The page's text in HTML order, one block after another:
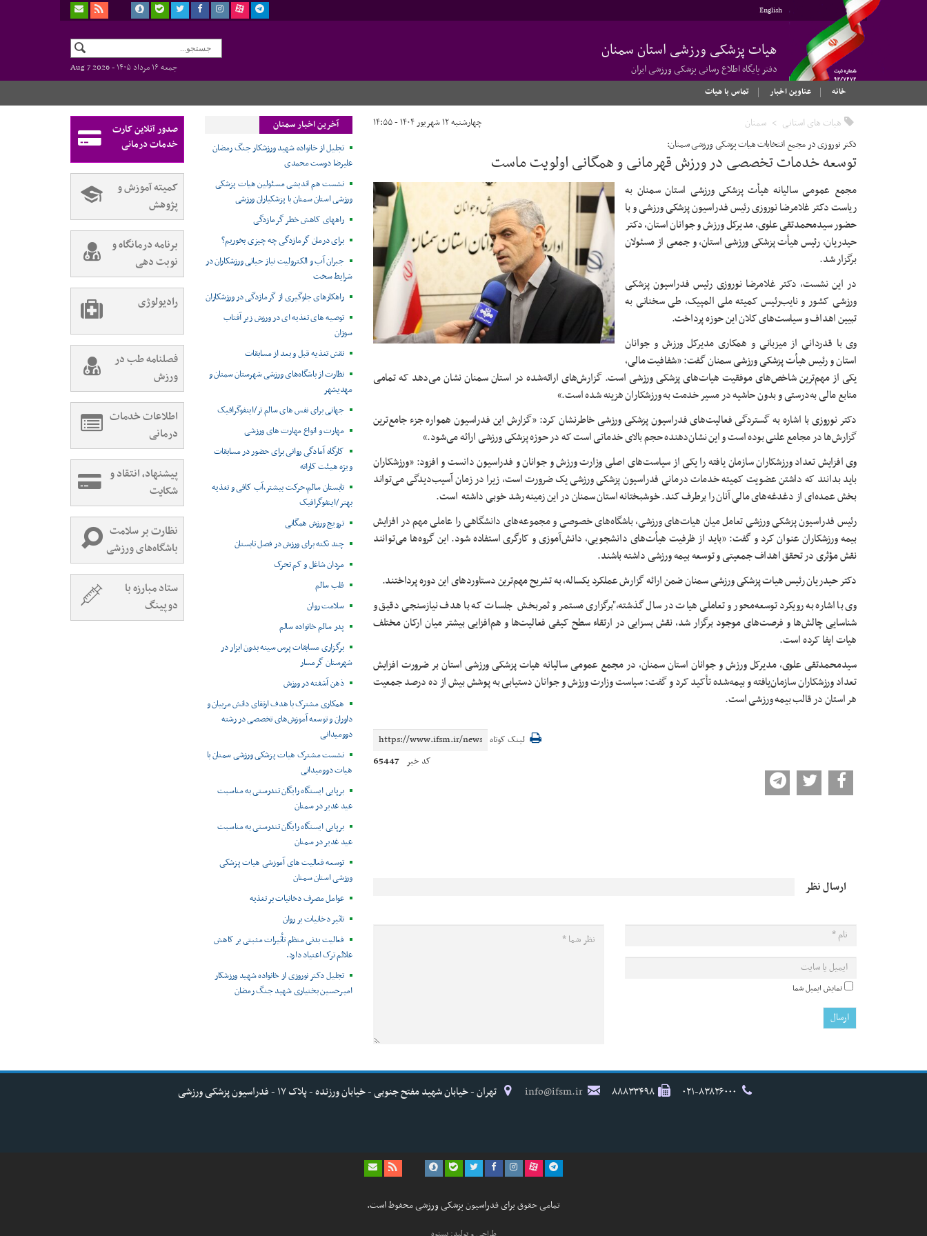
English
هیات پزشکی ورزشی استان سمنان
دفتر پایگاه اطلاع رسانی پزشکی ورزشی ایران جمعه ۱۶ مرداد ۱۴۰۵ -
Aug 7 2026
خانه
عناوین اخبار تماس با هیات
هیات های استانی سمنان چهارشنبه ۱۲ شهریور ۱۴۰۴ - ۱۴:۵۵
دکتر نوروزی در مجمع انتخابات هیات پزشکی ورزشی سمنان:
توسعه خدمات تخصصی در ورزش قهرمانی و همگانی اولویت ماست
مجمع عمومی سالیانه هیأت پزشکی ورزشی استان سمنان به
ریاست دکتر غلامرضا نوروزی رئیس فدراسیون پزشکی ورزشی و با
حضور سیدمحمدتقی علوی، مدیرکل ورزش و جوانان استان، دکتر
حیدریان، رئیس هیأت پزشکی ورزشی استان، و جمعی از مسئولان
برگزار شد.
در این نشست، دکتر غلامرضا نوروزی رئیس فدراسیون پزشکی
ورزشی کشور و نایب‌رئیس کمیته ملی المپیک، طی سخنانی به
تبیین اهداف و سیاست‌های کلان این حوزه پرداخت.
وی با قدردانی از میزبانی و همکاری مدیرکل ورزش و جوانان
استان و رئیس هیأت پزشکی ورزشی سمنان گفت: «شفافیت مالی،
یکی از مهم‌ترین شاخص‌های موفقیت هیات‌های پزشکی ورزشی است. گزارش‌های ارائه‌شده در استان سمنان نشان می‌دهد که تمامی
منابع مالی به‌درستی و بدون حاشیه در مسیر خدمت به ورزشکاران هزینه شده است.»
دکتر نوروزی با اشاره به گستردگی فعالیت‌های فدراسیون پزشکی ورزشی خاطرنشان کرد: «گزارش این فدراسیون همواره جزء جامع‌ترین
گزارش‌ها در مجامع علنی بوده است و این نشان‌دهنده حجم بالای خدماتی است که در حوزه پزشکی ورزشی ارائه می‌شود.»
وی افزایش تعداد ورزشکاران سازمان یافته را یکی از سیاست‌های اصلی وزارت ورزش و جوانان و فدراسیون دانست و افزود: «ورزشکاران
باید بدانند که داشتن عضویت کمیته خدمات درمانی فدراسیون پزشکی ورزشی یک ضرورت است، زیرا در زمان آسیب‌دیدگی می‌تواند
بخش عمده‌ای از دغدغه‌های مالی آنان را برطرف کند. خوشبختانه استان سمنان در این زمینه رشد خوبی داشته است.
رئیس فدراسیون پزشکی ورزشی تعامل میان هیات‌های ورزشی، باشگاه‌های خصوصی و مجموعه‌های دانشگاهی را عاملی مهم در افزایش
بیمه ورزشکاران عنوان کرد و گفت: «باید از ظرفیت هیأت‌های دانشجویی، دانش‌آموزی و کارگری استفاده شود. این گروه‌ها می‌توانند
نقش مؤثری در تحقق اهداف جمعیتی و توسعه بیمه ورزشی داشته باشند.
دکتر حیدریان رئیس هیات پزشکی ورزشی سمنان ضمن ارائه گزارش عملکرد یکساله، به تشریح مهم‌ترین دستاوردهای این دوره پرداختند.
وی با اشاره به رویکرد توسعه‌محور و تعاملی هیات در سال گذشته،"برگزاری مستمر و ثمربخش جلسات که با هدف نیازسنجی دقیق و
شناسایی چالش‌ها و فرصت‌های موجود برگزار شد، نقش بسزایی در ارتقاء سطح کیفی فعالیت‌ها و هم‌افزایی بیشتر میان ارکان مختلف
هیات ایفا کرده است.
سیدمحمدتقی علوی، مدیرکل ورزش و جوانان استان سمنان، در مجمع عمومی سالیانه هیات پزشکی ورزشی استان بر ضرورت افزایش
تعداد ورزشکاران سازمان‌یافته و بیمه‌شده تأکید کرد و گفت: سیاست وزارت ورزش و جوانان دستیابی به پوشش بیش از ده درصد جمعیت
هر استان در قالب بیمه ورزشی است.
لینک کوتاه
کد خبر 65447
ارسال نظر
نمایش ایمیل شما
آخرین اخبار سمنان
تجلیل از خانواده شهید ورزشکار جنگ رمضان
علیرضا دوست محمدی
نشست هم اندیشی مسئولین هیات پزشکی
ورزشی استان سمنان با پزشکیاران ورزشی
راههای کاهش خطر گرمازدگی
برای درمان گرمازدگی چه چیزی بخوریم؟
جبران آب و الکترولیت نیاز حیاتی ورزشکاران در
شرایط سخت
راهکارهای جلوگیری از گرمازدگی در ورزشکاران
توصیه های تغذیه ای در ورزش زیر آفتاب
سوزان
نقش تغذیه قبل و بعد از مسابقات
نظارت از باشگاه‌های ورزشی شهرستان سمنان و
مهدیشهر
جهانی برای نفس های سالم تر/اینفوگرافیک
مهارت و انواع مهارت های ورزشی
کارگاه آمادگی روانی برای حضور در مسابقات
ویژه هیئت کاراته
تابستان سالم،حرکت بیشتر،آب کافی و تغذیه
بهتر /اینفوگرافیک
ترویج ورزش همگانی
چند نکته برای ورزش در فصل تابستان
مردان شاغل و کم تحرک
قلب سالم
سلامت روان
پدر سالم خانواده سالم
برگزاری مسابقات پرس سینه بدون ابزار در
شهرستان گرمسار
ذهن آشفته در ورزش
همکاری مشترک با هدف ارتقای دانش مربیان و
داوران و توسعه آموزش‌های تخصصی در رشته
دوومیدانی
نشست مشترک هیات پزشکی ورزشی سمنان با
هیات دوومیدانی
برپایی ایستگاه رایگان تندرستی به مناسبت
عید غدیر در سمنان
برپایی ایستگاه رایگان تندرستی به مناسبت
عید غدیر در سمنان
توسعه فعالیت های آموزشی هیات پزشکی
ورزشی استان سمنان
عوامل مصرف دخانیات بر تغذیه
تاثیر دخانیات بر روان
فعالیت بدنی منظم تأثیرات مثبتی بر کاهش
علائم ترک اعتیاد دارد.
تجلیل دکتر نوروزی از خانواده شهید ورزشکار
امیرحسین بختیاری شهید جنگ رمضان
صدور آنلاین کارت
خدمات درمانی
کمیته آموزش و
پژوهش
برنامه درمانگاه و
نوبت دهی
رادیولوژی
فصلنامه طب در
ورزش
اطلاعات خدمات
درمانی
پیشنهاد، انتقاد و
شکایت
نظارت بر سلامت
باشگاه‌های ورزشی
ستاد مبارزه با
دوپینگ
۸۸۸۳۳۴۹۸ info@ifsm.ir تهران - خیابان شهید مفتح جنوبی - خیابان ورزنده - پلاک ۱۷ - فدراسیون پزشکی ورزشی
تمامی حقوق برای فدراسیون پزشکی ورزشی محفوظ است.